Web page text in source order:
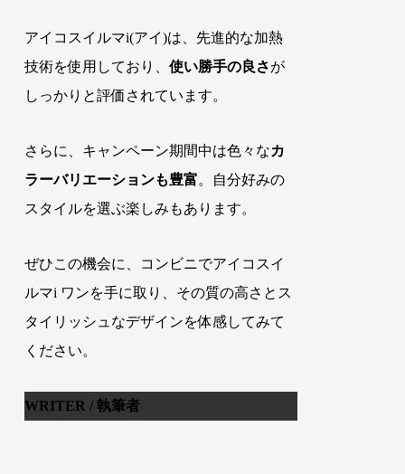
アイコスイルマi(アイ)は、先進的な加熱
技術を使用しており、使い勝手の良さが
しっかりと評価されています。
さらに、キャンペーン期間中は色々なカ
ラーバリエーションも豊富。自分好みの
スタイルを選ぶ楽しみもあります。
ぜひこの機会に、コンビニでアイコスイ
ルマi ワンを手に取り、その質の高さとス
タイリッシュなデザインを体感してみて
ください。
WRITER / 執筆者